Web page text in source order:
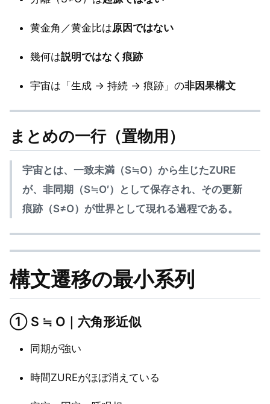
黄金角／黄金比は原因ではない
幾何は説明ではなく痕跡
宇宙は「生成 → 持続 → 痕跡」の非因果構文
まとめの一行（置物用）
宇宙とは、一致未満（S≒O）から生じたZURE
が、非同期（S≒O′）として保存され、その更新
痕跡（S≠O）が世界として現れる過程である。
構文遷移の最小系列
① S ≒ O｜六角形近似
同期が強い
時間ZUREがほぼ消えている